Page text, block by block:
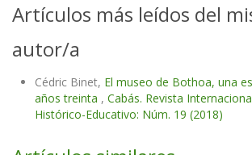
Artículos más leídos del
autor/a
Cédric Binet, El museo de Bothoa, una
años treinta , Cabás. Revista
Histórico-Educativo: Núm. 19 (2018)